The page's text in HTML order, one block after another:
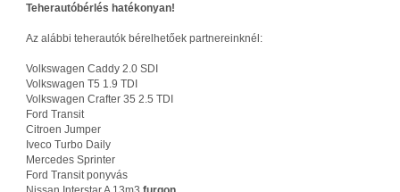
Teherautóbérlés hatékonyan!
Az alábbi teherautók bérelhetőek partnereinknél:
Volkswagen Caddy 2.0 SDI
Volkswagen T5 1.9 TDI
Volkswagen Crafter 35 2.5 TDI
Ford Transit
Citroen Jumper
Iveco Turbo Daily
Mercedes Sprinter
Ford Transit ponyvás